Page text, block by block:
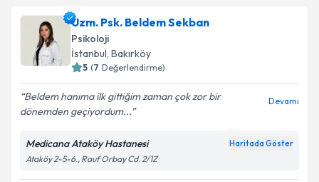
Uzm. Psk. Beldem Sekban
Psikoloji
İstanbul, Bakırköy
5 (7 Değerlendirme)
Beldem hanıma ilk gittiğim zaman çok zor bir
dönemden geçiyordum...
Devamı
Medicana Ataköy Hastanesi Haritada Göster
Ataköy 2-5-6., Rauf Orbay Cd. 2/1Z